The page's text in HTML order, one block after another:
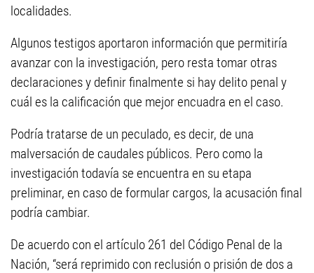
localidades.
Algunos testigos aportaron información que permitiría
avanzar con la investigación, pero resta tomar otras
declaraciones y definir finalmente si hay delito penal y
cuál es la calificación que mejor encuadra en el caso.
Podría tratarse de un peculado, es decir, de una
malversación de caudales públicos. Pero como la
investigación todavía se encuentra en su etapa
preliminar, en caso de formular cargos, la acusación final
podría cambiar.
De acuerdo con el artículo 261 del Código Penal de la
Nación, “será reprimido con reclusión o prisión de dos a